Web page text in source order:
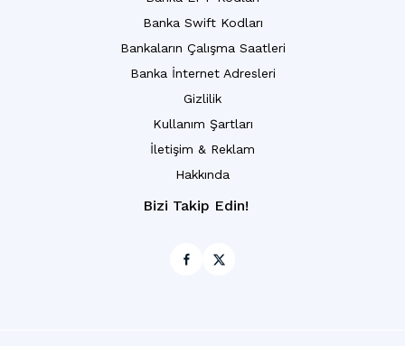
Banka Swift Kodları
Bankaların Çalışma Saatleri
Banka İnternet Adresleri
Gizlilik
Kullanım Şartları
İletişim & Reklam
Hakkında
Bizi Takip Edin!